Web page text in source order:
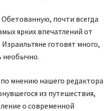
почти всегда
ярких впечатлений от
готовят много,
необычно.
мнению нашего редактора
из путешествия,
о современной